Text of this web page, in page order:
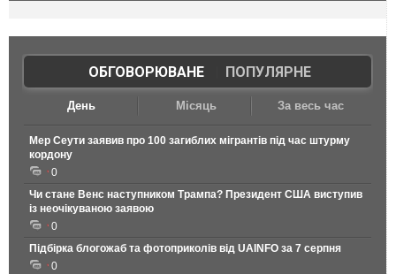
ОБГОВОРЮВАНЕ| ПОПУЛЯРНЕ
День Місяць За весь час
Мер Сеути заявив про 100 загиблих мігрантів під час штурму
кордону
0
Чи стане Венс наступником Трампа? Президент США виступив
із неочікуваною заявою
0
Підбірка блогожаб та фотоприколів від UAINFO за 7 серпня
0